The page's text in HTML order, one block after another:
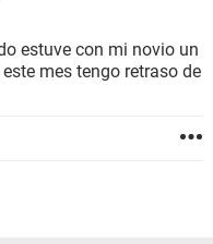
estuve con mi novio un
mes tengo retraso de